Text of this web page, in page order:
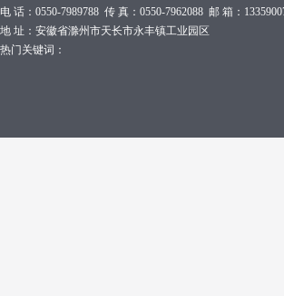
电 话：0550-7989788 传 真：0550-7962088 邮 箱：
地 址：安徽省滁州市天长市永丰镇工业园区
热门关键词：